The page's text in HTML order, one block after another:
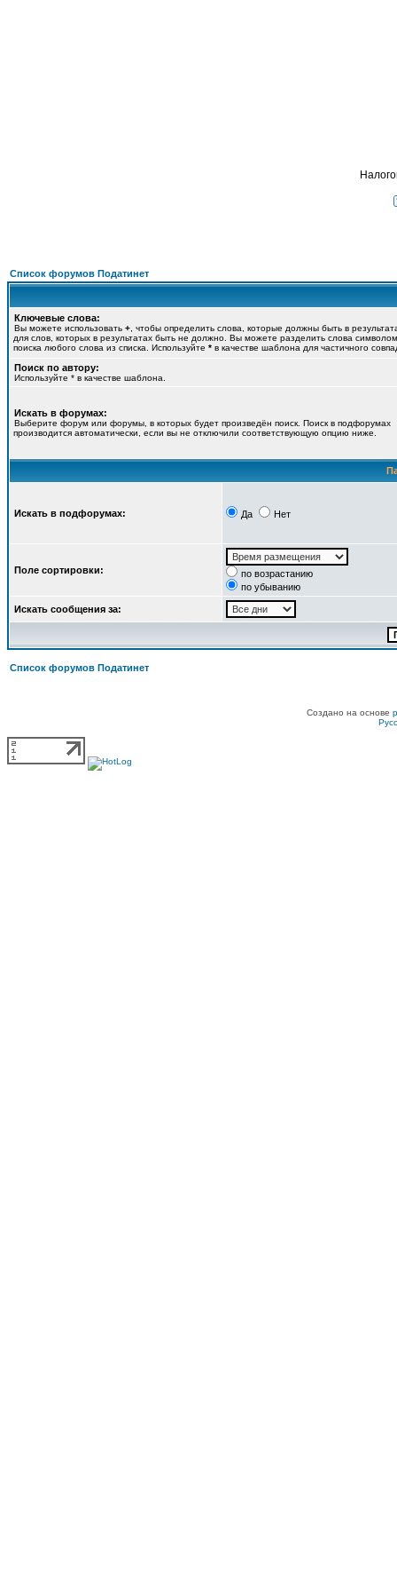
Список форумов Податинет
Ключевые слова:
Вы можете использовать + , чтобы определить слова, которые должны быть в
для слов, которых в результатах быть не должно. Вы можете разделить слова
поиска любого слова из списка. Используйте * в качестве шаблона для частичного
Поиск по автору:
Используйте * в качестве шаблона.
Искать в форумах:
Выберите форум или форумы, в которых будет произведён поиск. Поиск в подфорумах
производится автоматически, если вы не отключили соответствующую опцию ниже.
Искать в подфорумах: Да Нет
Поле сортировки:
по возрастанию
по убыванию
Искать сообщения за:
Список форумов Податинет
Создано на основе